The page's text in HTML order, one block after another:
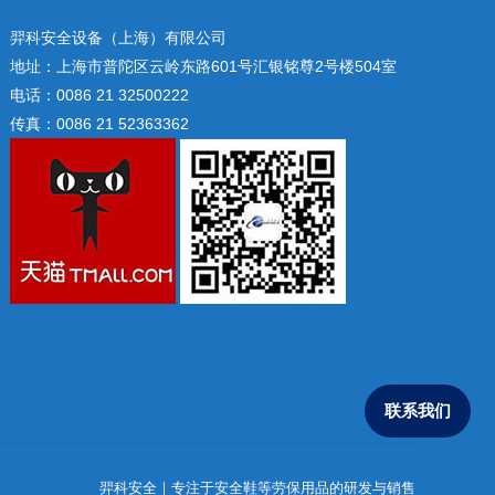
羿科安全设备（上海）有限公司
地址：上海市普陀区云岭东路601号汇银铭尊2号楼504室
电话：0086 21 32500222
传真：0086 21 52363362
羿科安全｜专注于安全鞋等劳保用品的研发与销售
联系我们